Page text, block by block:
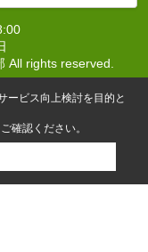
All rights reserved.
ービス向上検討を目的と
確認ください。